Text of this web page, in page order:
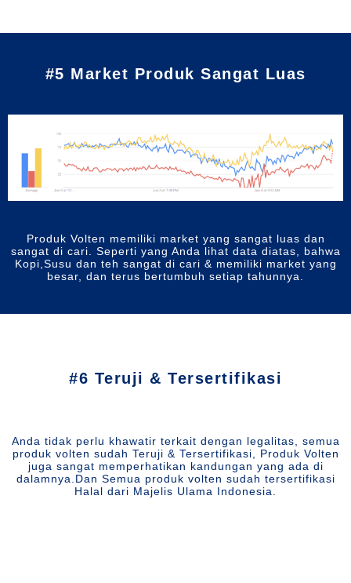
#5 Market Produk Sangat Luas
Produk Volten memiliki market yang sangat luas dan
sangat di cari. Seperti yang Anda lihat data diatas, bahwa
Kopi,Susu dan teh sangat di cari & memiliki market yang
besar, dan terus bertumbuh setiap tahunnya.
#6 Teruji & Tersertifikasi
Anda tidak perlu khawatir terkait dengan legalitas, semua
produk volten sudah Teruji & Tersertifikasi, Produk Volten
juga sangat memperhatikan kandungan yang ada di
dalamnya.Dan Semua produk volten sudah tersertifikasi
Halal dari Majelis Ulama Indonesia.